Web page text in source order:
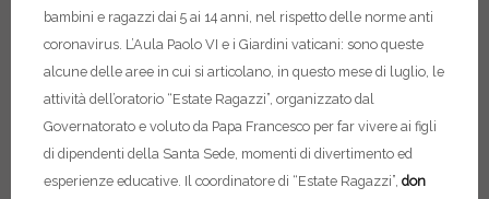
bambini e ragazzi dai 5 ai 14 anni, nel rispetto delle norme anti
coronavirus. L’Aula Paolo VI e i Giardini vaticani: sono queste
alcune delle aree in cui si articolano, in questo mese di luglio, le
attività dell’oratorio “Estate Ragazzi”, organizzato dal
Governatorato e voluto da Papa Francesco per far vivere ai figli
di dipendenti della Santa Sede, momenti di divertimento ed
esperienze educative. Il coordinatore di “Estate Ragazzi”, don